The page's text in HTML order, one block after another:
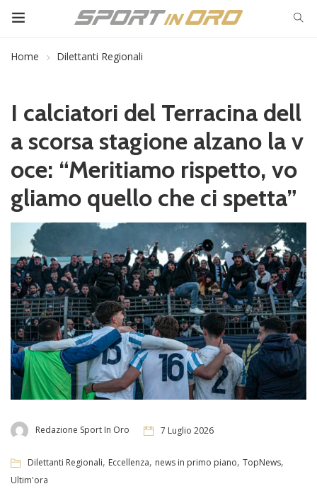
Home Dilettanti Regionali
I calciatori del Terracina dell
a scorsa stagione alzano la v
oce: “Meritiamo rispetto, vo
gliamo quello che ci spetta”
Redazione Sport In Oro 7 Luglio 2026
Dilettanti Regionali, Eccellenza, news in primo piano, TopNews,
Ultim'ora